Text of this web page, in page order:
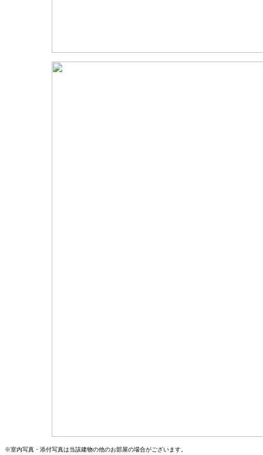
※室内写真・添付写真は当該建物の他のお部屋の場合がございます。